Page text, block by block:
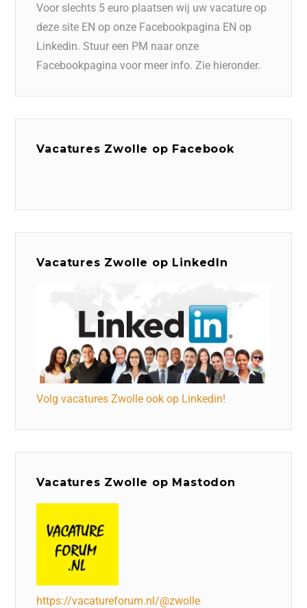
Voor slechts 5 euro plaatsen wij uw vacature op
deze site EN op onze Facebookpagina EN op
Linkedin. Stuur een PM naar onze
Facebookpagina voor meer info. Zie hieronder.
Vacatures Zwolle op Facebook
Vacatures Zwolle op LinkedIn
Volg vacatures Zwolle ook op Linkedin!
Vacatures Zwolle op Mastodon
https://vacatureforum.nl/@zwolle